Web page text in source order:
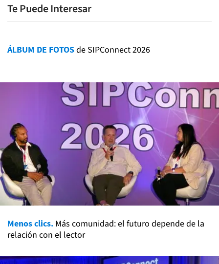
Te Puede Interesar
ÁLBUM DE FOTOSde SIPConnect 2026
Menos clics. Más comunidad: el futuro depende de la
relación con el lector